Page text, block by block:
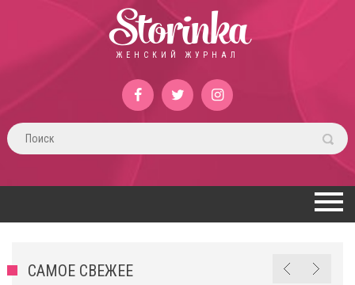
Storinka
ЖЕНСКИЙ ЖУРНАЛ
САМОЕ СВЕЖЕЕ